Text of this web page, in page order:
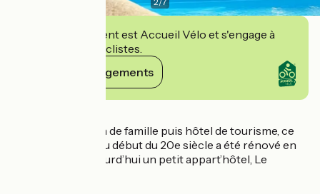
Cet établissement est Accueil Vélo et s'engage à
accueillir des cyclistes.
Voir ses engagements
Autrefois pension de famille puis hôtel de tourisme, ce
bâtiment datant du début du 20e siècle a été rénové en
2018. Il abrite aujourd’hui un petit appart’hôtel, Le